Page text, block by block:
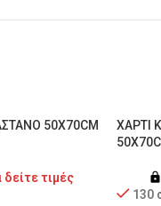
50X70CM
δείτε τιμές
ΧΑΡΤΙ
130